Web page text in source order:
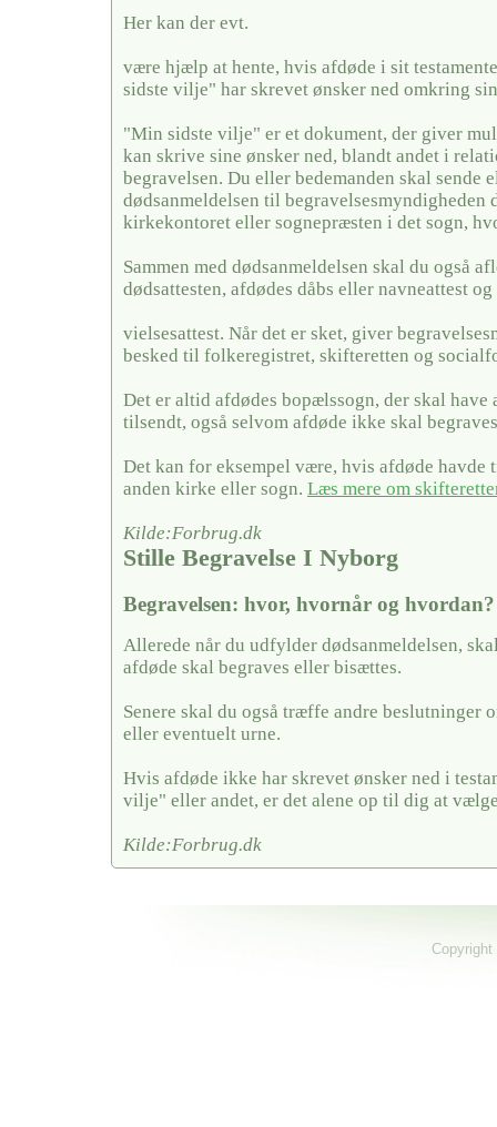
Her kan der evt.
være hjælp at hente, hvis afdøde i sit
sidste vilje" har skrevet ønsker ned omkring
"Min sidste vilje" er et dokument, der giver
kan skrive sine ønsker ned, blandt andet i
begravelsen. Du eller bedemanden skal sende
dødsanmeldelsen til begravelsesmyndigheden
kirkekontoret eller sognepræsten i det sogn,
Sammen med dødsanmeldelsen skal du også
dødsattesten, afdødes dåbs eller navneattest og
vielsesattest. Når det er sket, giver
besked til folkeregistret, skifteretten og
Det er altid afdødes bopælssogn, der skal have
tilsendt, også selvom afdøde ikke skal
Det kan for eksempel være, hvis afdøde
anden kirke eller sogn. Læs mere om
Kilde:Forbrug.dk
Stille Begravelse I Nyborg
Begravelsen: hvor, hvornår og hvordan?
Allerede når du udfylder dødsanmeldelsen,
afdøde skal begraves eller bisættes.
Senere skal du også træffe andre beslutninger
eller eventuelt urne.
Hvis afdøde ikke har skrevet ønsker ned i
vilje" eller andet, er det alene op til dig at
Kilde:Forbrug.dk